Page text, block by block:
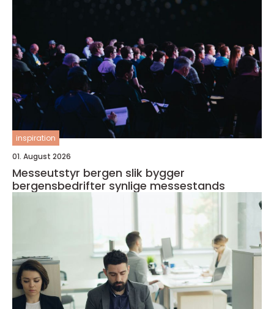
inspiration
01. August 2026
Messeutstyr bergen slik bygger
bergensbedrifter synlige messestands